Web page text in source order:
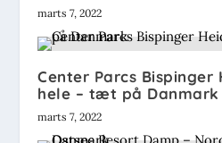
marts 7, 2022
Center Parcs Bispinger
hele – tæt på Danmark
marts 7, 2022